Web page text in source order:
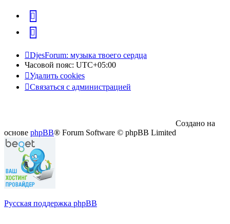
vk
Telegram
DjesForum: музыка твоего сердца
Часовой пояс: UTC+05:00
Удалить cookies
Связаться с администрацией
Создано на
основе phpBB® Forum Software © phpBB Limited
Русская поддержка phpBB